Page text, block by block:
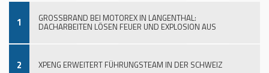
1 GROSSBRAND BEI MOTOREX IN LANGENTHAL:
DACHARBEITEN LÖSEN FEUER UND EXPLOSION AUS
2 XPENG ERWEITERT FÜHRUNGSTEAM IN DER SCHWEIZ